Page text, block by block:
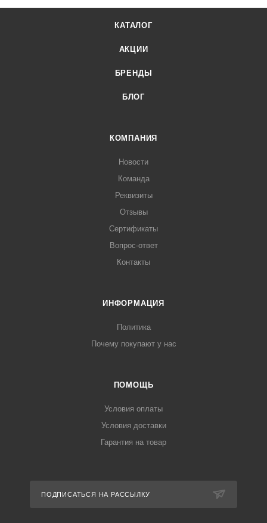
КАТАЛОГ
АКЦИИ
БРЕНДЫ
БЛОГ
КОМПАНИЯ
Новости
Команда
Реквизиты
Отзывы
Сертификаты
Вопрос-ответ
Контакты
ИНФОРМАЦИЯ
Политика
Почему покупают у нас
ПОМОЩЬ
Условия оплаты
Условия доставки
Гарантия на товар
ПОДПИСАТЬСЯ НА РАССЫЛКУ